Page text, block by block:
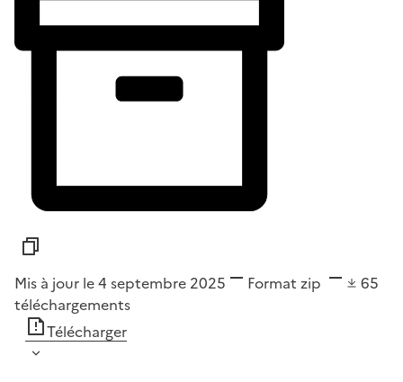
Mis à jour le 4 septembre 2025 Format zip
65
téléchargements
Télécharger